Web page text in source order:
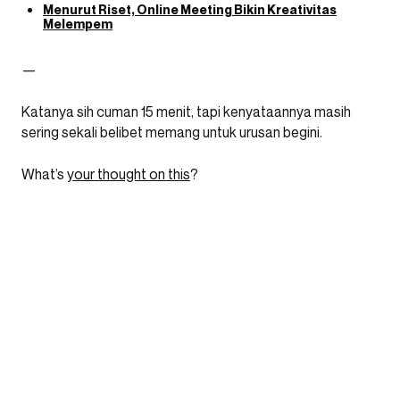
Menurut Riset, Online Meeting Bikin Kreativitas
Melempem
—
Katanya sih cuman 15 menit, tapi kenyataannya masih
sering sekali belibet memang untuk urusan begini.
What’s your thought on this?